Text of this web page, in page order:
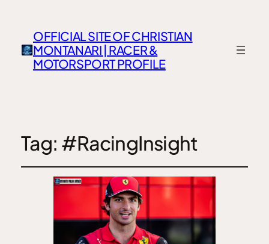
OFFICIAL SITE OF CHRISTIAN
MONTANARI | RACER &
MOTORSPORT PROFILE
Tag: #RacingInsight